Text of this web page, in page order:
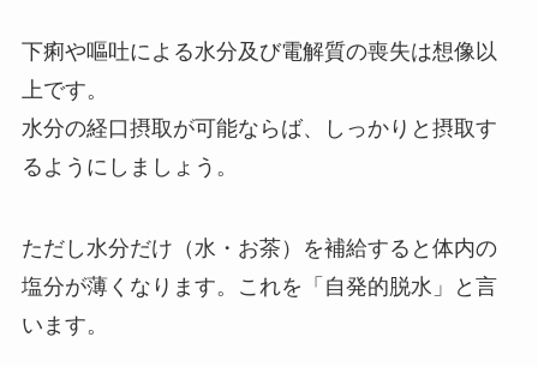
下痢や嘔吐による水分及び電解質の喪失は想像以
上です。
水分の経口摂取が可能ならば、しっかりと摂取す
るようにしましょう。
ただし水分だけ（水・お茶）を補給すると体内の
塩分が薄くなります。これを「自発的脱水」と言
います。